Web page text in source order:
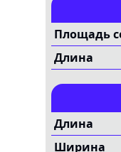
Площадь
Длина
Длина
Ширина